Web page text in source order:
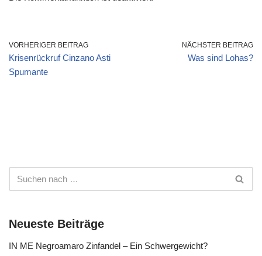
VORHERIGER BEITRAG
Krisenrückruf Cinzano Asti
Spumante
NÄCHSTER BEITRAG
Was sind Lohas?
Neueste Beiträge
IN ME Negroamaro Zinfandel – Ein Schwergewicht?